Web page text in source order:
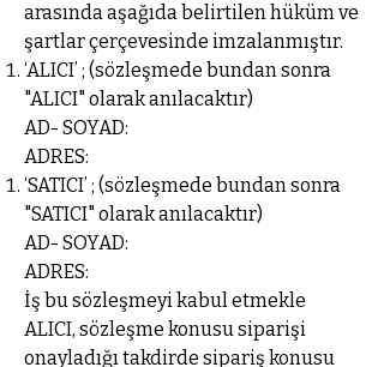
arasında aşağıda belirtilen hüküm ve
şartlar çerçevesinde imzalanmıştır.
‘ALICI’ ; (sözleşmede bundan sonra
"ALICI" olarak anılacaktır)
AD- SOYAD:
ADRES:
‘SATICI’ ; (sözleşmede bundan sonra
"SATICI" olarak anılacaktır)
AD- SOYAD:
ADRES:
İş bu sözleşmeyi kabul etmekle
ALICI, sözleşme konusu siparişi
onayladığı takdirde sipariş konusu